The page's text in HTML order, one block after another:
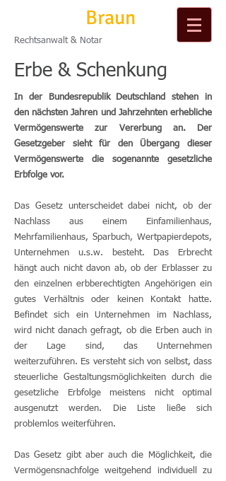
Braun
Rechtsanwalt & Notar
Erbe & Schenkung
In der Bundesrepublik Deutschland stehen in
den nächsten Jahren und Jahrzehnten erhebliche
Vermögenswerte zur Vererbung an. Der
Gesetzgeber sieht für den Übergang dieser
Vermögenswerte die sogenannte gesetzliche
Erbfolge vor.
Das Gesetz unterscheidet dabei nicht, ob der
Nachlass aus einem Einfamilienhaus,
Mehrfamilienhaus, Sparbuch, Wertpapierdepots,
Unternehmen u.s.w. besteht. Das Erbrecht
hängt auch nicht davon ab, ob der Erblasser zu
den einzelnen erbberechtigten Angehörigen ein
gutes Verhältnis oder keinen Kontakt hatte.
Befindet sich ein Unternehmen im Nachlass,
wird nicht danach gefragt, ob die Erben auch in
der Lage sind, das Unternehmen
weiterzuführen. Es versteht sich von selbst, dass
steuerliche Gestaltungsmöglichkeiten durch die
gesetzliche Erbfolge meistens nicht optimal
ausgenutzt werden. Die Liste ließe sich
problemlos weiterführen.
Das Gesetz gibt aber auch die Möglichkeit, die
Vermögensnachfolge weitgehend individuell zu